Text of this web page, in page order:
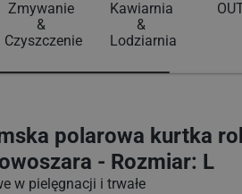
Zmywanie
&
Czyszczenie
Kawiarnia
&
Lodziarnia
polarowa kurtka
- Rozmiar: L
w pielęgnacji i trwałe